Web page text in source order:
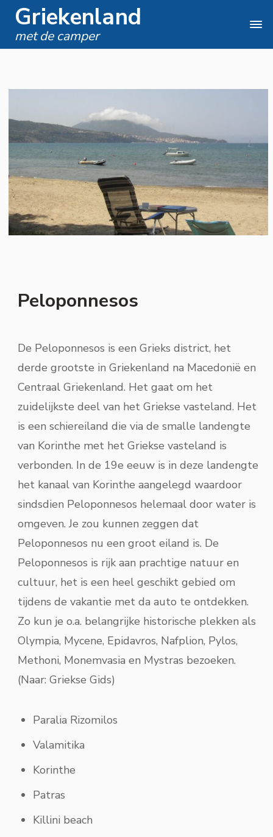
Griekenland
met de camper
Peloponnesos
De Peloponnesos is een Grieks district, het
derde grootste in Griekenland na Macedonië en
Centraal Griekenland. Het gaat om het
zuidelijkste deel van het Griekse vasteland. Het
is een schiereiland die via de smalle landengte
van Korinthe met het Griekse vasteland is
verbonden. In de 19e eeuw is in deze landengte
het kanaal van Korinthe aangelegd waardoor
sindsdien Peloponnesos helemaal door water is
omgeven. Je zou kunnen zeggen dat
Peloponnesos nu een groot eiland is. De
Peloponnesos is rijk aan prachtige natuur en
cultuur, het is een heel geschikt gebied om
tijdens de vakantie met da auto te ontdekken.
Zo kun je o.a. belangrijke historische plekken als
Olympia, Mycene, Epidavros, Nafplion, Pylos,
Methoni, Monemvasia en Mystras bezoeken.
(Naar: Griekse Gids)
Paralia Rizomilos
Valamitika
Korinthe
Patras
Killini beach